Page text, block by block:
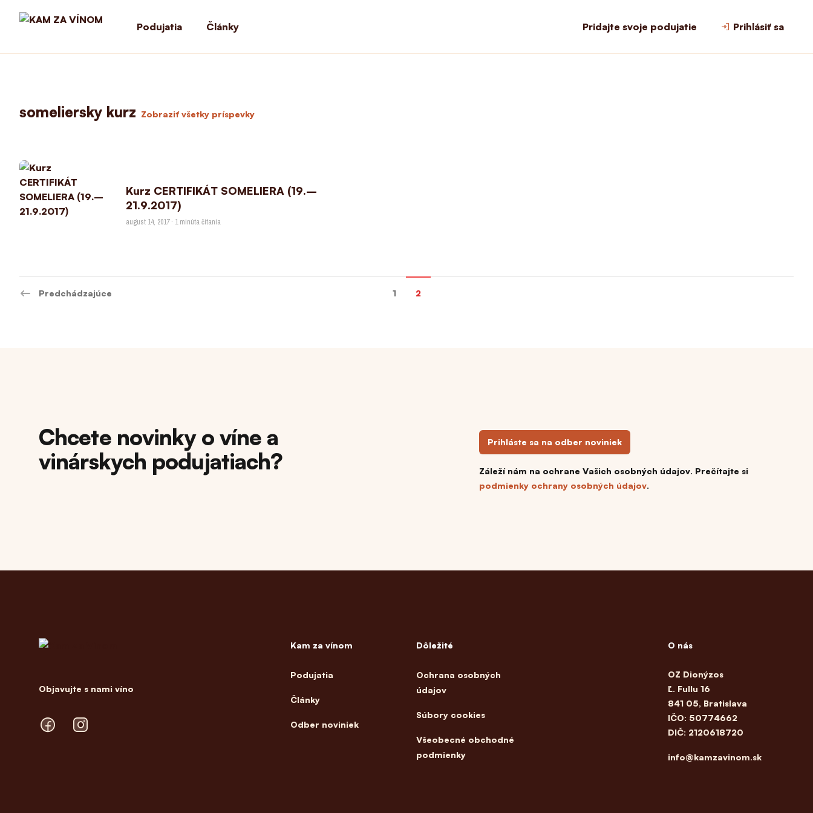
Podujatia Články Pridajte svoje podujatie Prihlásiť sa
someliersky kurz Zobraziť všetky príspevky
Kurz CERTIFIKÁT SOMELIERA (19.–
21.9.2017)
august 14, 2017 · 1 minúta čítania
Predchádzajúce 1 2
Chcete novinky o víne a
vinárskych podujatiach?
Prihláste sa na odber noviniek
Záleží nám na ochrane Vašich osobných údajov. Prečítajte si
podmienky ochrany osobných údajov.
Objavujte s nami víno
FacebookInstagram
Kam za vínom
Podujatia
Články
Odber noviniek
Dôležité
Ochrana osobných
údajov
Súbory cookies
Všeobecné obchodné
podmienky
O nás
OZ Dionýzos
Ľ. Fullu 16
841 05, Bratislava
IČO: 50774662
DIČ: 2120618720
info@kamzavinom.sk